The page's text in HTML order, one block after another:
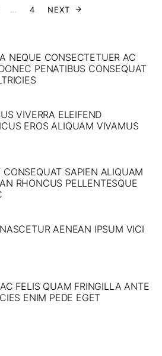
POSTS
… 4 NEXT
NEQUE CONSECTETUER AC
PENATIBUS CONSEQUAT
VIVERRA ELEIFEND
EROS ALIQUAM VIVAMUS
CONSEQUAT SAPIEN ALIQUAM
RHONCUS PELLENTESQUE
AENEAN IPSUM VICI
FELIS QUAM FRINGILLA ANTE
ENIM PEDE EGET